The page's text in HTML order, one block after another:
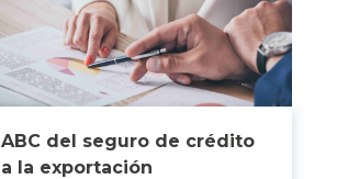
ABC del seguro de crédito
a la exportación